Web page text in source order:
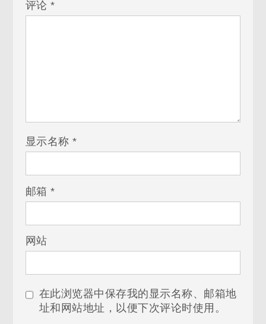
评论*
显示名称*
邮箱*
网站
在此浏览器中保存我的显示名称、邮箱地
址和网站地址，以便下次评论时使用。